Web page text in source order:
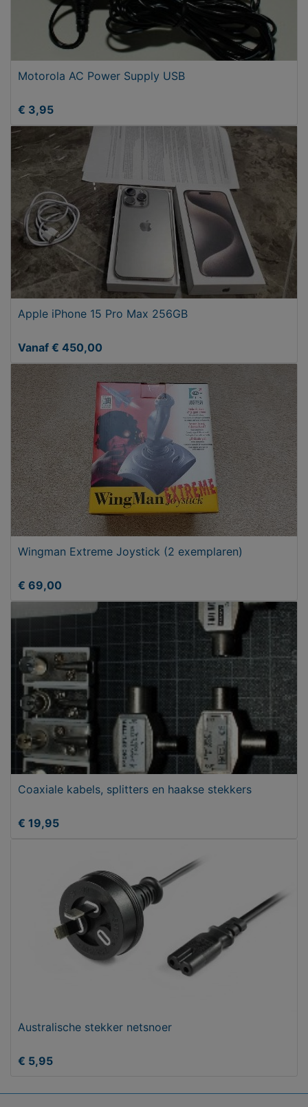
Motorola AC Power Supply USB
€ 3,95
Apple iPhone 15 Pro Max 256GB
Vanaf € 450,00
Wingman Extreme Joystick (2 exemplaren)
€ 69,00
Coaxiale kabels, splitters en haakse stekkers
€ 19,95
Australische stekker netsnoer
€ 5,95